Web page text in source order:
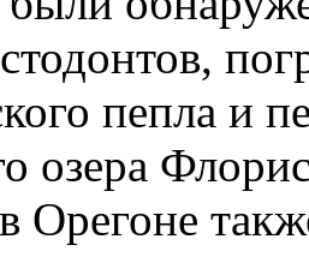
пепла и
озера
Орегоне